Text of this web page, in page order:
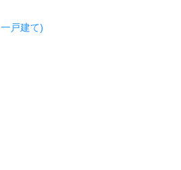
戸建て)